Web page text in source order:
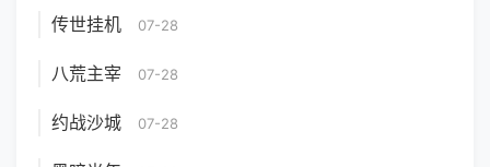
传世挂机 07-28
八荒主宰 07-28
约战沙城 07-28